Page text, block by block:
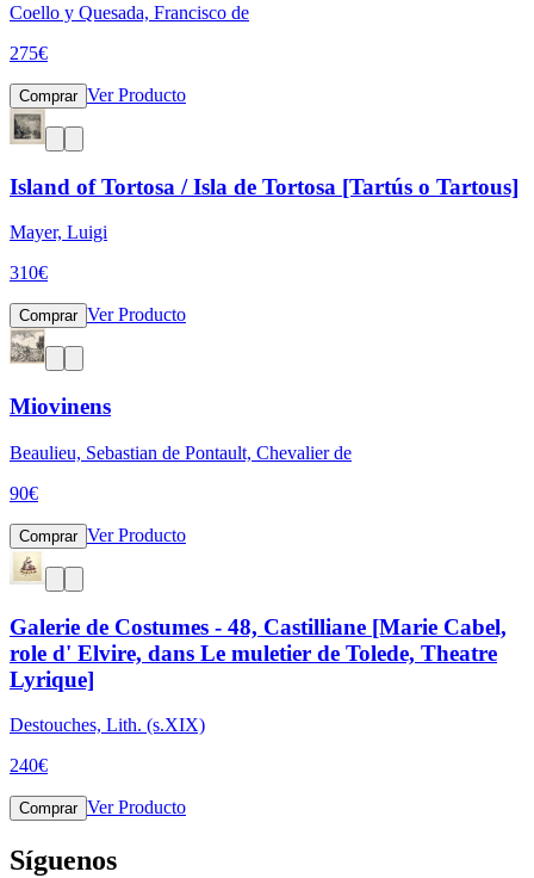
Coello y Quesada, Francisco de
275€
Comprar Ver Producto
Island of Tortosa / Isla de Tortosa [Tartús o Tartous]
Mayer, Luigi
310€
Comprar Ver Producto
Miovinens
Beaulieu, Sebastian de Pontault, Chevalier de
90€
Comprar Ver Producto
Galerie de Costumes - 48, Castilliane [Marie Cabel,
role d' Elvire, dans Le muletier de Tolede, Theatre
Lyrique]
Destouches, Lith. (s.XIX)
240€
Comprar Ver Producto
Síguenos